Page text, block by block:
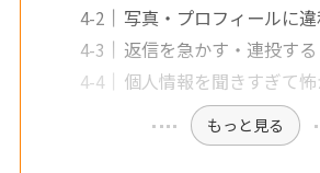
写真・プロフィールに
返信を急かす・連投する
個人情報を聞きすぎて
もっと見る